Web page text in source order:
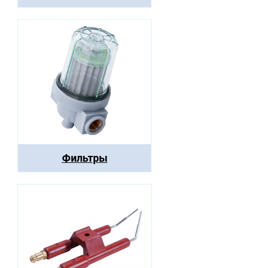
Фильтры